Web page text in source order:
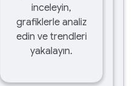
inceleyin,
grafiklerle analiz
edin ve trendleri
yakalayın.